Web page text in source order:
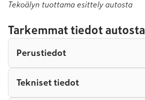
Tekoälyn tuottama esittely autosta
Tarkemmat tiedot autosta
Perustiedot
Tekniset tiedot